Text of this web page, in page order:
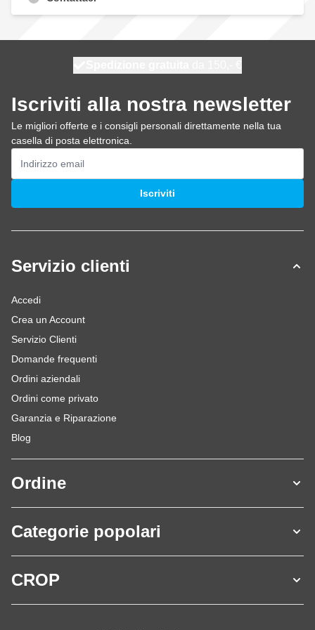
Iscriviti alla nostra newsletter
Le migliori offerte e i consigli personali direttamente nella tua
casella di posta elettronica.
Indirizzo email
Iscriviti
Servizio clienti
Accedi
Crea un Account
Servizio Clienti
Domande frequenti
Ordini aziendali
Ordini come privato
Garanzia e Riparazione
Blog
Ordine
Categorie popolari
CROP